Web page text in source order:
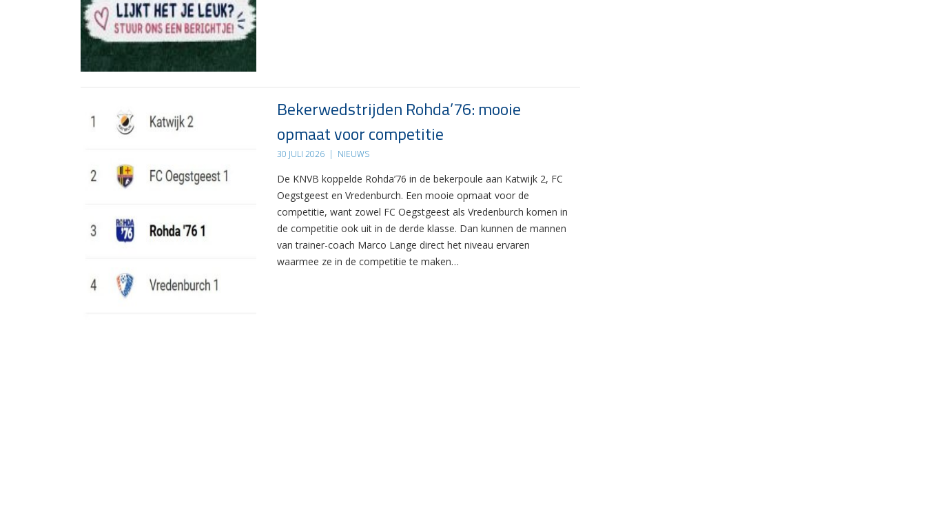
Bekerwedstrijden Rohda’76: mooie
opmaat voor competitie
30 JULI 2026 | NIEUWS
De KNVB koppelde Rohda’76 in de bekerpoule aan Katwijk 2, FC
Oegstgeest en Vredenburch. Een mooie opmaat voor de
competitie, want zowel FC Oegstgeest als Vredenburch komen in
de competitie ook uit in de derde klasse. Dan kunnen de mannen
van trainer-coach Marco Lange direct het niveau ervaren
waarmee ze in de competitie te maken…